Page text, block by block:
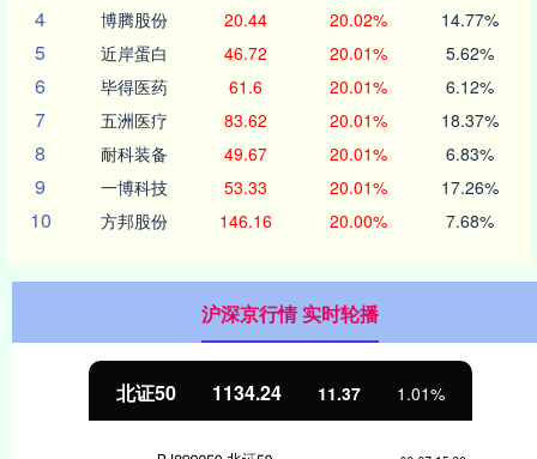
4 博腾股份 20.44 20.02% 14.77%
5 近岸蛋白 46.72 20.01% 5.62%
6 毕得医药 61.6 20.01% 6.12%
7 五洲医疗 83.62 20.01% 18.37%
8 耐科装备 49.67 20.01% 6.83%
9 一博科技 53.33 20.01% 17.26%
10 方邦股份 146.16 20.00% 7.68%
沪深京行情 实时轮播
北证50 1134.24 11.37 1.01%